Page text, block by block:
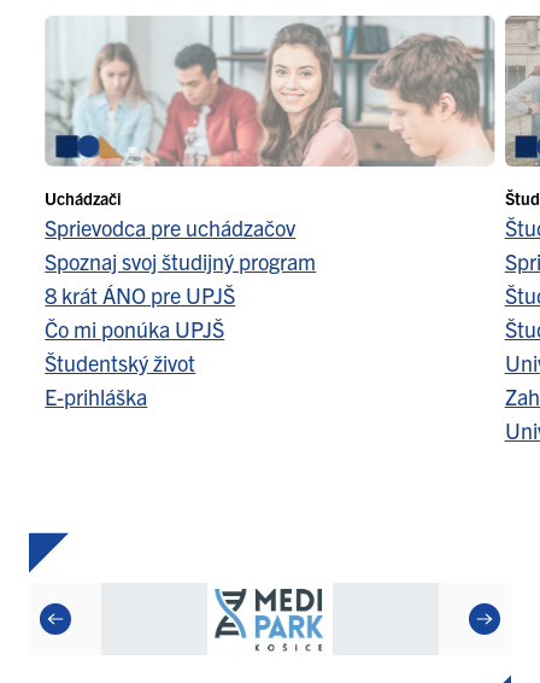
Uchádzači
Sprievodca pre uchádzačov
Spoznaj svoj študijný program
8 krát ÁNO pre UPJŠ
Čo mi ponúka UPJŠ
Študentský život
E-prihláška